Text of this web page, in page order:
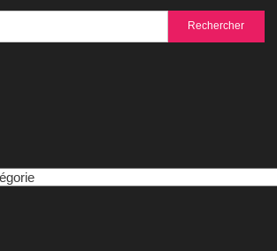
Rechercher :